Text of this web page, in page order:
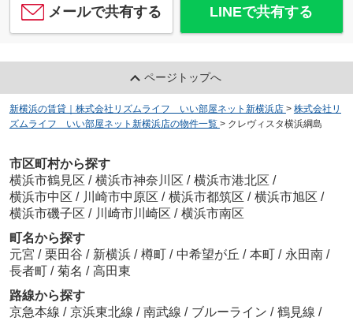
メールで共有する LINEで共有する
ページトップへ
新横浜の賃貸｜株式会社リズムライフ いい部屋ネット新横浜店 > 株式会社リ
ズムライフ いい部屋ネット新横浜店の物件一覧 > クレヴィスタ横浜綱島
市区町村から探す
横浜市鶴見区 / 横浜市神奈川区 / 横浜市港北区 /
横浜市中区 / 川崎市中原区 / 横浜市都筑区 / 横浜市旭区 /
横浜市磯子区 / 川崎市川崎区 / 横浜市南区
町名から探す
元宮 / 栗田谷 / 新横浜 / 樽町 / 中希望が丘 / 本町 / 永田南 /
長者町 / 菊名 / 高田東
路線から探す
京急本線 / 京浜東北線 / 南武線 / ブルーライン / 鶴見線 /